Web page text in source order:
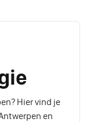
Hier vind je
en